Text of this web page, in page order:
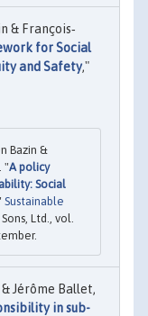
& François‐
for Social
and Safety,"
Bazin &
"A policy
Social
Sustainable
Ltd., vol.
Jérôme Ballet,
in sub-